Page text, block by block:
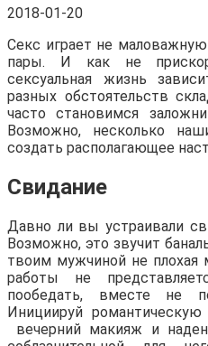
2018-01-20
Секс играет не
пары. И как не
сексуальная жизнь
разных обстоятельств
часто становимся
Возможно, несколько
создать располагающее
Свидание
Давно ли вы устраивали
Возможно, это звучит
твоим мужчиной не
работы не
пообедать, вместе не
Инициируй
вечерний макияж и